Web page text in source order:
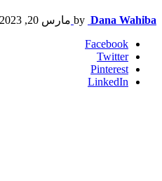
by Dana Wahiba مارس 20, 2023, 2:43 م
Facebook
Twitter
Pinterest
LinkedIn